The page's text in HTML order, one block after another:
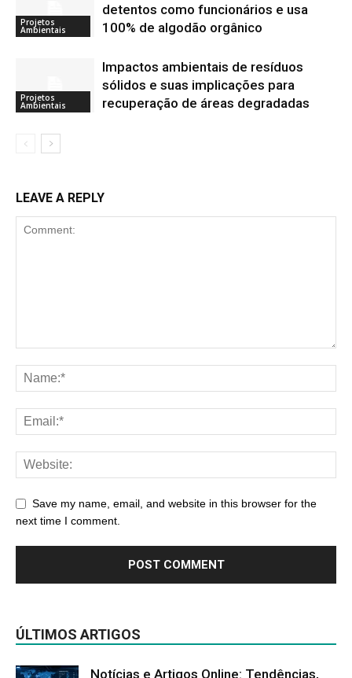
Projetos
Ambientais
detentos como funcionários e usa
100% de algodão orgânico
Projetos
Ambientais
Impactos ambientais de resíduos
sólidos e suas implicações para
recuperação de áreas degradadas
LEAVE A REPLY
Save my name, email, and website in this browser for the
next time I comment.
ÚLTIMOS ARTIGOS
Notícias e Artigos Online: Tendências,